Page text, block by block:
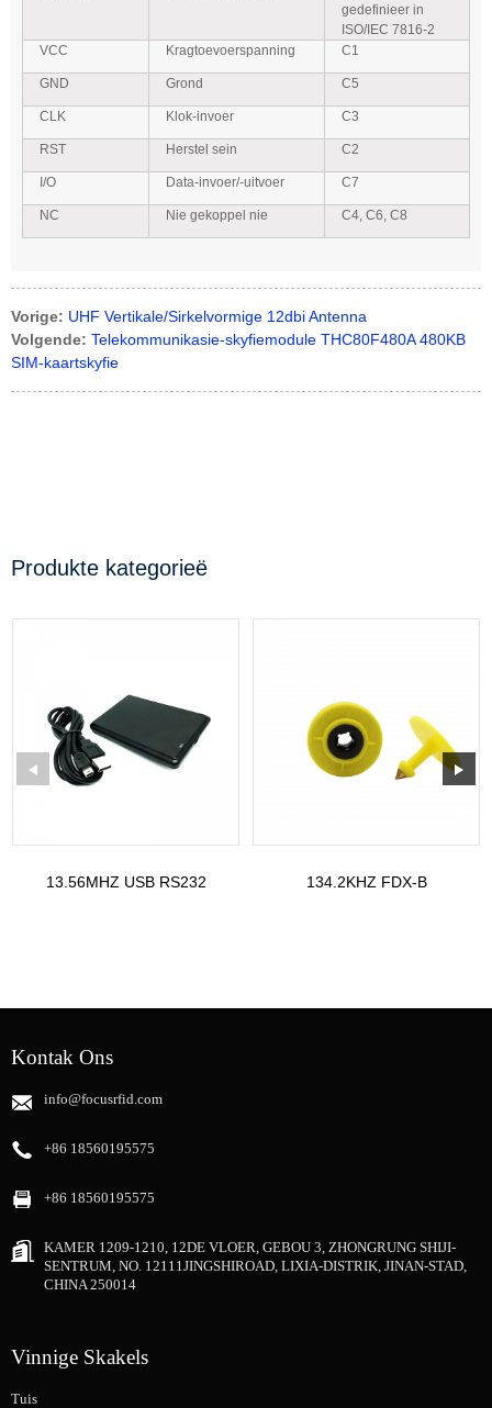
gedefinieer in
ISO/IEC 7816-2
VCC
Kragtoevoerspanning C1
GND Grond C5
CLK Klok-invoer C3
RST Herstel sein C2
I/O Data-invoer/-uitvoer C7
NC Nie gekoppel nie C4, C6, C8
Vorige: UHF Vertikale/Sirkelvormige 12dbi Antenna
Volgende: Telekommunikasie-skyfiemodule THC80F480A 480KB
SIM-kaartskyfie
Produkte kategorieë
13.56MHZ USB RS232
134.2KHZ FDX-B
Kontak Ons
info@focusrfid.com
+86 18560195575
+86 18560195575
KAMER 1209-1210, 12DE VLOER, GEBOU 3, ZHONGRUNG SHIJI-
SENTRUM, NO. 12111JINGSHIROAD, LIXIA-DISTRIK, JINAN-STAD,
CHINA 250014
Vinnige Skakels
Tuis